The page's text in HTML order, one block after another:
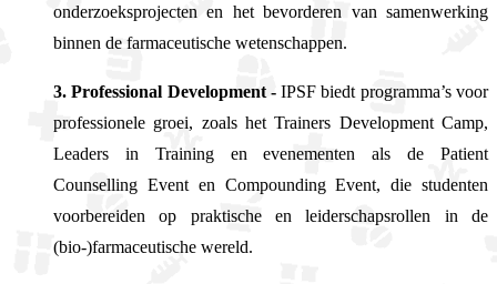
onderzoeksprojecten en het bevorderen van samenwerking
binnen de farmaceutische wetenschappen.
3. Professional Development -IPSF biedt programma’s voor
professionele groei, zoals het Trainers Development Camp,
Leaders in Training en evenementen als de Patient
Counselling Event en Compounding Event, die studenten
voorbereiden op praktische en leiderschapsrollen in de
(bio-)farmaceutische wereld.